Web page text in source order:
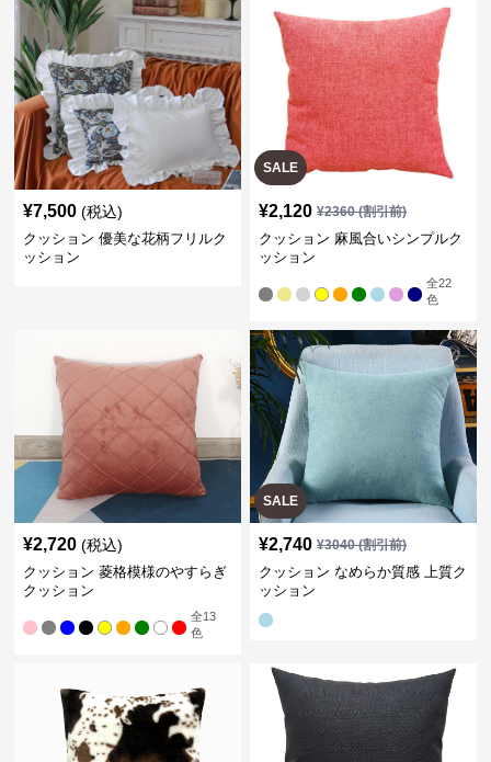
¥7,500 (税込)
クッション 優美な花柄フリルク
ッション
SALE
¥2,120 ¥2360(割引前)
クッション 麻風合いシンプルク
ッション
全22
色
¥2,720 (税込)
クッション 菱格模様のやすらぎ
クッション
全13
色
SALE
¥2,740 ¥3040(割引前)
クッション なめらか質感 上質ク
ッション